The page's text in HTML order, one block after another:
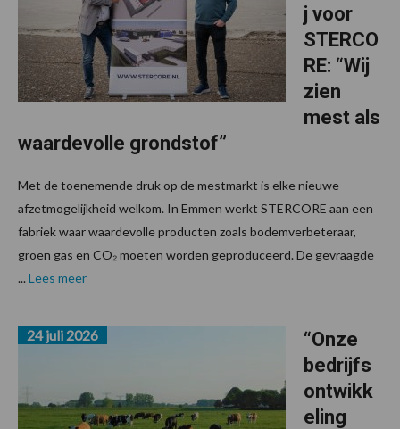
j voor
STERCO
RE: “Wij
zien
mest als
waardevolle grondstof”
Met de toenemende druk op de mestmarkt is elke nieuwe
afzetmogelijkheid welkom. In Emmen werkt STERCORE aan een
fabriek waar waardevolle producten zoals bodemverbeteraar,
groen gas en CO₂ moeten worden geproduceerd. De gevraagde
... Lees meer
“Onze
bedrijfs
ontwikk
eling
24 juli 2026